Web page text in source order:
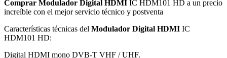
Comprar Modulador Digital HDMI IC HDM101 HD a un precio
increíble con el mejor servicio técnico y postventa
Características técnicas del Modulador Digital HDMI IC
HDM101 HD:
Digital HDMI mono DVB-T VHF / UHF.